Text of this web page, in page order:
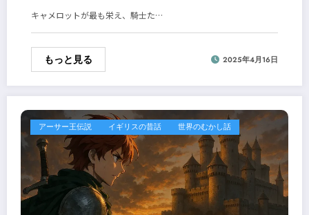
キャメロットが最も栄え、騎士た…
もっと見る 2025年4月16日
アーサー王伝説 イギリスの昔話 世界のむかし話